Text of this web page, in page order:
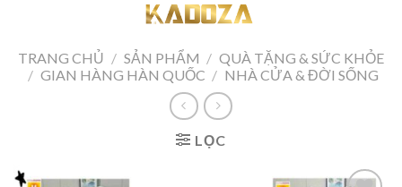
content
TRANG CHỦ / SẢN PHẨM / QUÀ TẶNG & SỨC KHỎE
/ GIAN HÀNG HÀN QUỐC / NHÀ CỬA & ĐỜI SỐNG
LỌC